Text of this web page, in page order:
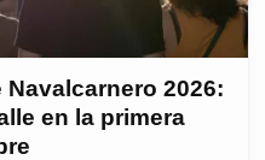
2026:
en la primera